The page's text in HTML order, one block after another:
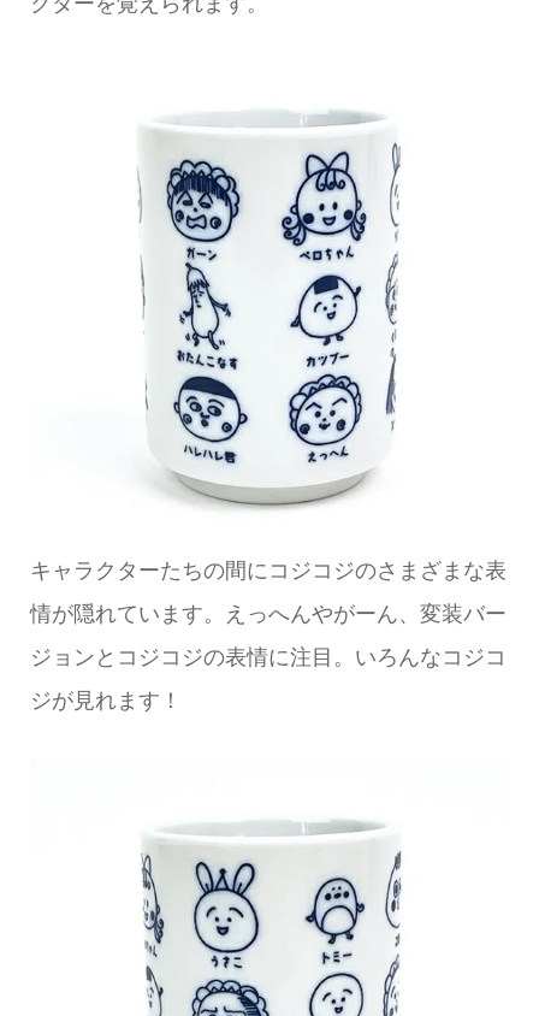
キャラクターたちの間にコジコジのさまざまな表
情が隠れています。えっへんやがーん、変装バー
ジョンとコジコジの表情に注目。いろんなコジコ
ジが見れます！